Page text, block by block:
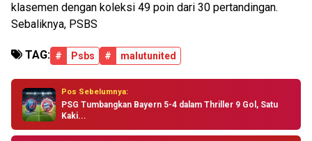
klasemen dengan koleksi 49 poin dari 30 pertandingan.
Sebaliknya, PSBS
TAG: # Psbs # malutunited
Pos Sebelumnya:
PSG Tumbangkan Bayern 5-4 dalam Thriller 9 Gol, Satu
Kaki...